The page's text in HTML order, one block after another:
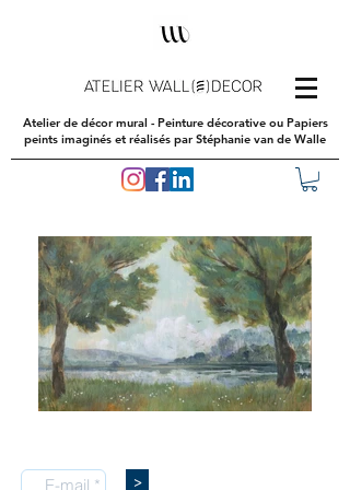
Atelier de décor mural - Peinture décorative ou Papiers
peints imaginés et réalisés par Stéphanie van de Walle
peinture décorative, papiers peints,
décoration, sur mesure
>